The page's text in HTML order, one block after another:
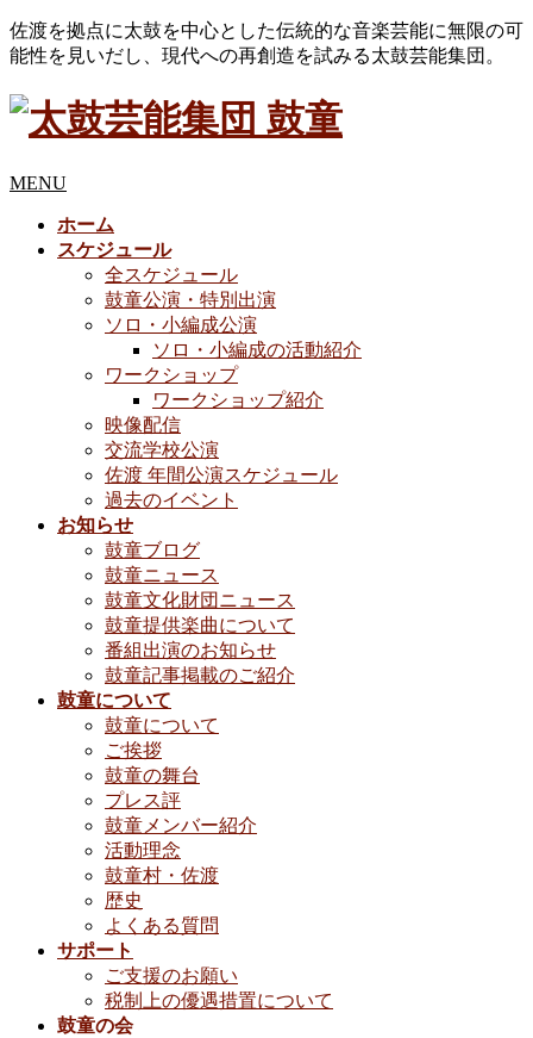
佐渡を拠点に太鼓を中心とした伝統的な音楽芸能に無限の可
能性を見いだし、現代への再創造を試みる太鼓芸能集団。
MENU
ホーム
スケジュール
全スケジュール
鼓童公演・特別出演
ソロ・小編成公演
ソロ・小編成の活動紹介
ワークショップ
ワークショップ紹介
映像配信
交流学校公演
佐渡 年間公演スケジュール
過去のイベント
お知らせ
鼓童ブログ
鼓童ニュース
鼓童文化財団ニュース
鼓童提供楽曲について
番組出演のお知らせ
鼓童記事掲載のご紹介
鼓童について
鼓童について
ご挨拶
鼓童の舞台
プレス評
鼓童メンバー紹介
活動理念
鼓童村・佐渡
歴史
よくある質問
サポート
ご支援のお願い
税制上の優遇措置について
鼓童の会